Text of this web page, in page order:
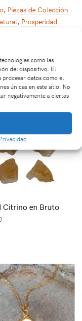
como las
del dispositivo. El
datos como el
únicas en este sitio. No
negativamente a ciertas
, Piezas de Colección
, Prosperidad
Citrino en Bruto